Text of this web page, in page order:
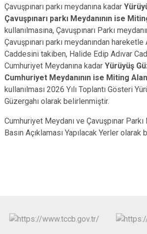
Çavuşpınarı parkı meydanına kadar
Çavuşpınarı parkı Meydanının ise
kullanılmasına, Çavuşpınarı Parkı
Çavuşpınarı parkı meydanından hareketle
Caddesini takiben, Halide Edip Adıvar
Cumhuriyet Meydanına kadar Yürüyüş
Cumhuriyet Meydanının ise Miting
kullanılması 2026 Yılı Toplantı Gösteri
Güzergahı olarak belirlenmiştir.
Cumhuriyet Meydanı ve Çavuşpınar Parkı
Basın Açıklaması Yapılacak Yerler olarak